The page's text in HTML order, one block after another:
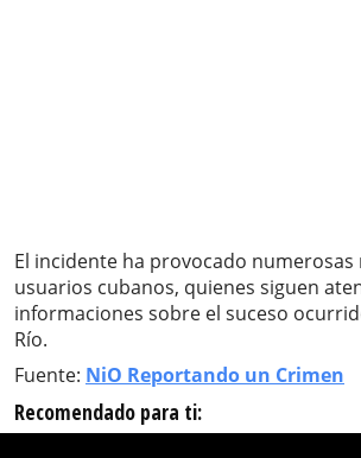
El incidente ha provocado
usuarios cubanos, quienes siguen
informaciones sobre el suceso
Río.
Fuente: NiO Reportando un Crimen
Recomendado para ti: